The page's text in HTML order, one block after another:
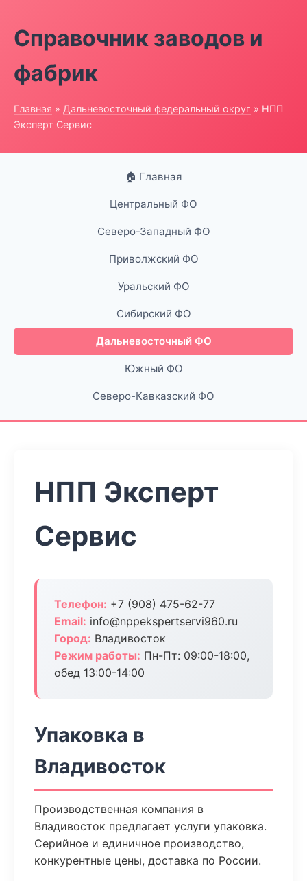
Справочник заводов и
фабрик
Главная » Дальневосточный федеральный округ » НПП
Эксперт Сервис
🏠 Главная
Центральный ФО
Северо-Западный ФО
Приволжский ФО
Уральский ФО
Сибирский ФО
Дальневосточный ФО
Южный ФО
Северо-Кавказский ФО
НПП Эксперт
Сервис
Телефон: +7 (908) 475-62-77
Email: info@nppekspertservi960.ru
Город: Владивосток
Режим работы: Пн-Пт: 09:00-18:00,
обед 13:00-14:00
Упаковка в
Владивосток
Производственная компания в
Владивосток предлагает услуги упаковка.
Серийное и единичное производство,
конкурентные цены, доставка по России.